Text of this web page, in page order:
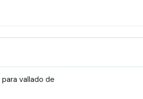
vallado de